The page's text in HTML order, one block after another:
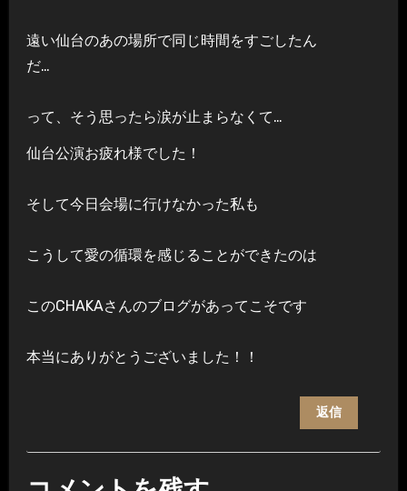
遠い仙台のあの場所で同じ時間をすごしたん
だ…
って、そう思ったら涙が止まらなくて…
仙台公演お疲れ様でした！
そして今日会場に行けなかった私も
こうして愛の循環を感じることができたのは
このCHAKAさんのブログがあってこそです
本当にありがとうございました！！
返信